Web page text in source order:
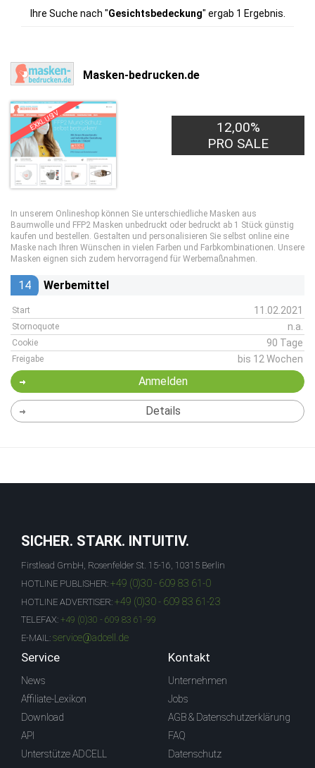
Ihre Suche nach "Gesichtsbedeckung" ergab 1 Ergebnis.
Masken-bedrucken.de
EXKLUSIV
12,00%
PRO SALE
In unserem Onlineshop können Sie unterschiedliche Masken aus
Baumwolle und FFP2 Masken unbedruckt oder bedruckt ab 1 Stück günstig
kaufen und bestellen. Gestalten und personalisieren Sie selbst online eine
Maske nach Ihren Wünschen in vielen Farben und Farbkombinationen. Unsere
Masken eignen sich zudem hervorragend für Werbemaßnahmen.
14 Werbemittel
Start 11.02.2021
Stornoquote n.a.
Cookie 90 Tage
Freigabe bis 12 Wochen
Anmelden
Details
SICHER. STARK. INTUITIV.
Firstlead GmbH, Rosenfelder St. 15-16, 10315 Berlin
HOTLINE PUBLISHER: +49 (0)30 - 609 83 61-0
HOTLINE ADVERTISER: +49 (0)30 - 609 83 61-23
TELEFAX: +49 (0)30 - 609 83 61-99
E-MAIL: service@adcell.de
Service
News
Affiliate-Lexikon
Download
API
Unterstütze ADCELL
Kontakt
Unternehmen
Jobs
AGB & Datenschutzerklärung
FAQ
Datenschutz